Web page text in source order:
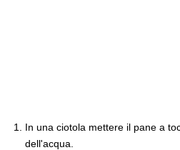
In una ciotola mettere il pane a
dell'acqua.